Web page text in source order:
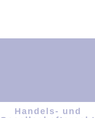
Handels- und